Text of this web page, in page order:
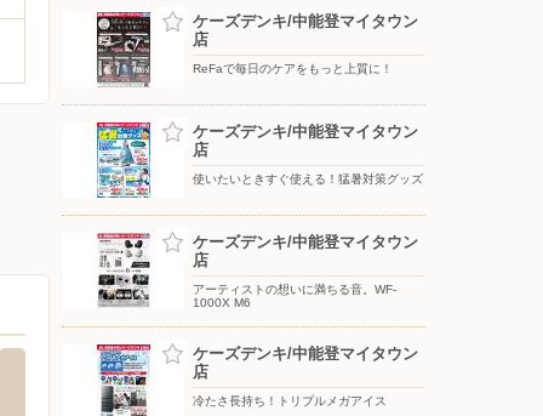
ケーズデンキ/中能登マイタウン
店
ReFaで毎日のケアをもっと上質に！
ケーズデンキ/中能登マイタウン
店
使いたいときすぐ使える！猛暑対策グッズ
ケーズデンキ/中能登マイタウン
店
アーティストの想いに満ちる音。WF-
1000X M6
ケーズデンキ/中能登マイタウン
店
冷たさ長持ち！トリプルメガアイス